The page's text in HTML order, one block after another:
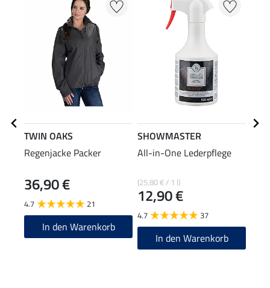
TWIN OAKS
Regenjacke Packer
36,90 €
4.7 21
In den Warenkorb
SHOWMASTER
All-in-One Lederpflege
(25,80 € / 1 l)
12,90 €
4.7 37
In den Warenkorb